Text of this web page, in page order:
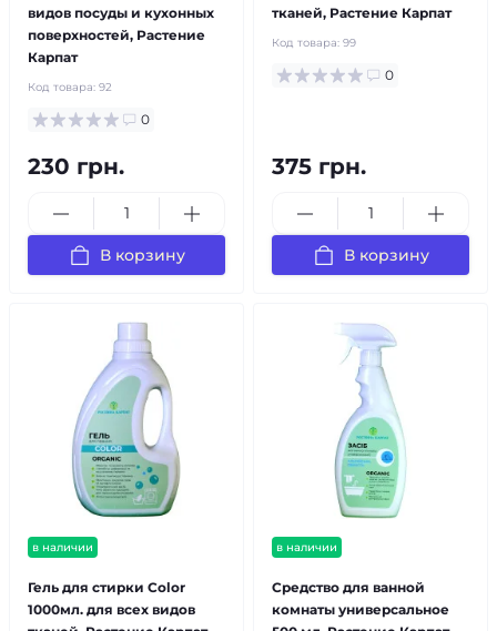
видов посуды и кухонных
поверхностей, Растение
Карпат
Код товара: 92
0
230 грн.
В корзину
тканей, Растение Карпат
Код товара: 99
0
375 грн.
В корзину
в наличии
Гель для стирки Color
1000мл. для всех видов
в наличии
Средство для ванной
комнаты универсальное